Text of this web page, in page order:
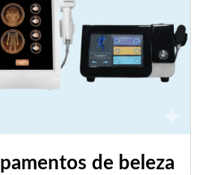
de beleza